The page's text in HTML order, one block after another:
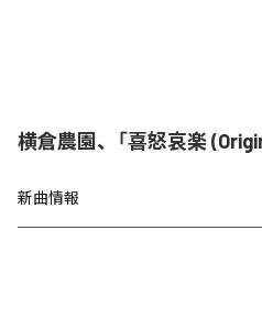
横倉農園、「喜怒哀楽
新曲情報